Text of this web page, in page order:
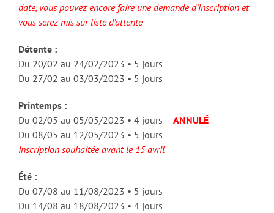
date, vous pouvez encore faire une demande d’inscription et
vous serez mis sur liste d’attente
Détente :
Du 20/02 au 24/02/2023 • 5 jours
Du 27/02 au 03/03/2023 • 5 jours
Printemps :
Du 02/05 au 05/05/2023 • 4 jours – ANNULÉ
Du 08/05 au 12/05/2023 • 5 jours
Inscription souhaitée avant le 15 avril
Été :
Du 07/08 au 11/08/2023 • 5 jours
Du 14/08 au 18/08/2023 • 4 jours